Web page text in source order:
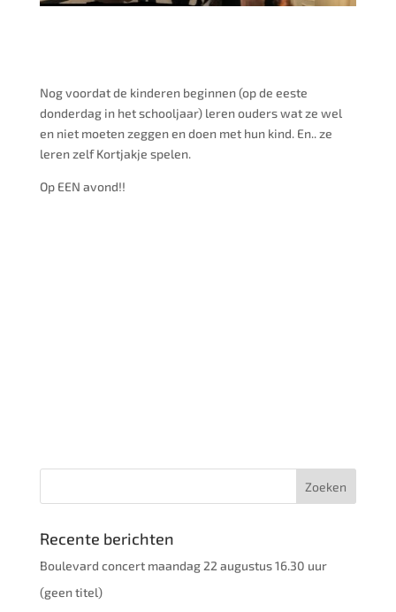
Nog voordat de kinderen beginnen (op de eeste
donderdag in het schooljaar) leren ouders wat ze wel
en niet moeten zeggen en doen met hun kind. En.. ze
leren zelf Kortjakje spelen.
Op EEN avond!!
Recente berichten
Boulevard concert maandag 22 augustus 16.30 uur
(geen titel)